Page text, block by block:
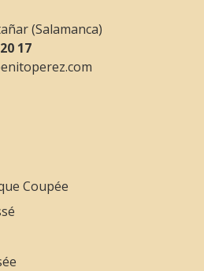
(Salamanca)
17
Coupée